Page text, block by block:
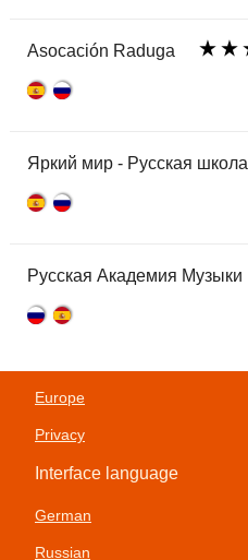
Asocación Raduga
Яркий мир - Русская школа
Русская Академия Музыки
Europe
Privacy
Interface language
German
Russian